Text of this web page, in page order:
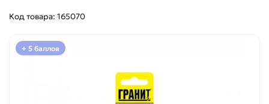
Код товара: 165070
+ 5 баллов